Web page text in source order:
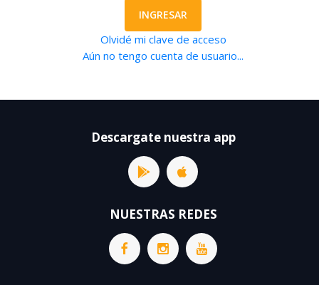
INGRESAR
Olvidé mi clave de acceso
Aún no tengo cuenta de usuario...
Descargate nuestra app
NUESTRAS REDES